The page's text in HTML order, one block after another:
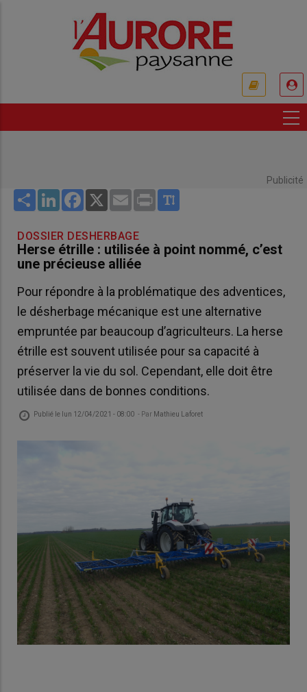
Publicité
Share LinkedInFacebook
X Email Print
DOSSIER DESHERBAGE
Herse étrille : utilisée à point nommé, c’est
une précieuse alliée
Pour répondre à la problématique des adventices,
le désherbage mécanique est une alternative
empruntée par beaucoup d’agriculteurs. La herse
étrille est souvent utilisée pour sa capacité à
préserver la vie du sol. Cependant, elle doit être
utilisée dans de bonnes conditions.
Publié le lun 12/04/2021 - 08:00 - Par Mathieu Laforet